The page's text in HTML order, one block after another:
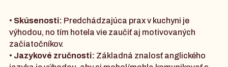
• Skúsenosti: Predchádzajúca prax v kuchyni je
výhodou, no tím hotela vie zaučiť aj motivovaných
začiatočníkov.
• Jazykové zručnosti: Základná znalosť anglického